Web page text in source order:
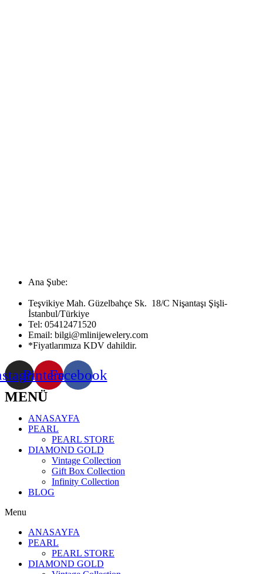
Ana Şube:
Teşvikiye Mah. Güzelbahçe Sk. 18/C Nişantaşı Şişli-
İstanbul/Türkiye
Tel: 05412471520
Email: bilgi@mlinijewelery.com
*Fiyatlarımıza KDV dahildir.
PinterestFacebook
MENÜ
ANASAYFA
PEARL
PEARL STORE
DIAMOND GOLD
Vintage Collection
Gift Box Collection
Infinity Collection
BLOG
Menu
ANASAYFA
PEARL
PEARL STORE
DIAMOND GOLD